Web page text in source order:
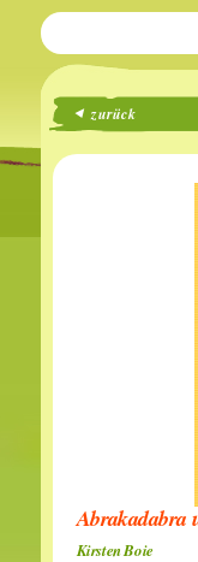
zurück
Abrakadabra
Kirsten Boie